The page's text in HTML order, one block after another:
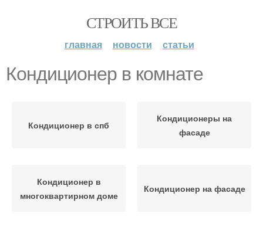
СТРОИТЬ ВСЕ
главная новости статьи
Кондиционер в комнате
Кондиционер в спб
Кондиционеры на
фасаде
Кондиционер в
многоквартирном доме
Кондиционер на фасаде